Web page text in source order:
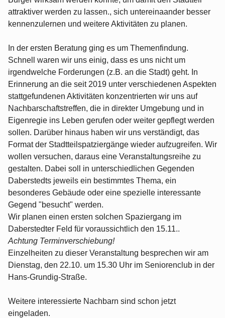
attraktiver werden zu lassen., sich untereinaander besser
kennenzulernen und weitere Aktivitäten zu planen.
In der ersten Beratung ging es um Themenfindung.
Schnell waren wir uns einig, dass es uns nicht um
irgendwelche Forderungen (z.B. an die Stadt) geht. In
Erinnerung an die seit 2019 unter verschiedenen Aspekten
stattgefundenen Aktivitäten konzentrierten wir uns auf
Nachbarschaftstreffen, die in direkter Umgebung und in
Eigenregie ins Leben gerufen oder weiter gepflegt werden
sollen. Darüber hinaus haben wir uns verständigt, das
Format der Stadtteilspatziergänge wieder aufzugreifen. Wir
wollen versuchen, daraus eine Veranstaltungsreihe zu
gestalten. Dabei soll in unterschiedlichen Gegenden
Daberstedts jeweils ein bestimmtes Thema, ein
besonderes Gebäude oder eine spezielle interessante
Gegend "besucht" werden.
Wir planen einen ersten solchen Spaziergang im
Daberstedter Feld für voraussichtlich den 15.11..
Achtung Terminverschiebung!
Einzelheiten zu dieser Veranstaltung besprechen wir am
Dienstag, den 22.10. um 15.30 Uhr im Seniorenclub in der
Hans-Grundig-Straße.
Weitere interessierte Nachbarn sind schon jetzt
eingeladen.